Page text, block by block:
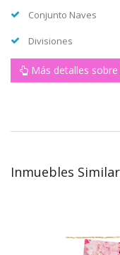
Conjunto Naves
Divisiones
Más detalles
Inmuebles